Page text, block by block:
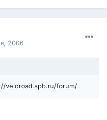
2006
veloroad.spb.ru/forum/